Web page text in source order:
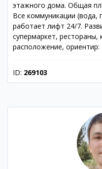
этажного дома. Общая
Все коммуникации (вода,
работает лифт 24/7.
супермаркет,
расположение, ориентир:
ID: 269103